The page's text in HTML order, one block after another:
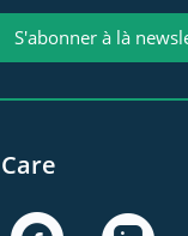
S'abonner à là